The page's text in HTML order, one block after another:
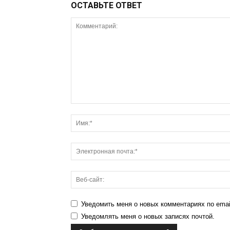
ОСТАВЬТЕ ОТВЕТ
Уведомить меня о новых комментариях по
Уведомлять меня о новых записях почтой.